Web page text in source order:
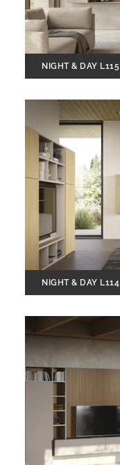
NIGHT & DAY L115
NIGHT & DAY L114